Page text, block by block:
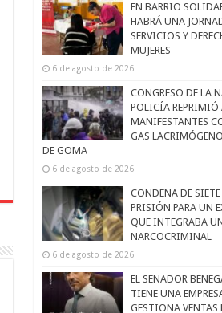
EN BARRIO
HABRÁ UNA
SERVICIOS Y
MUJERES
6 de agosto de 2026
CONGRESO DE LA
POLICÍA REPRIMIÓ
MANIFESTANTES
GAS
DE GOMA
6 de agosto de 2026
CONDENA DE
PRISIÓN PARA UN
QUE INTEGRABA
NARCOCRIMINAL
6 de agosto de 2026
EL SENADOR
TIENE UNA
GESTIONA VENTAS